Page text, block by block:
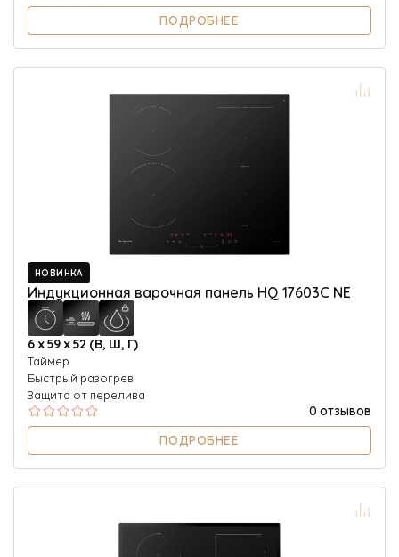
ПОДРОБНЕЕ
НОВИНКА
Индукционная варочная панель HQ 17603C NE
6 х 59 х 52 (В, Ш, Г)
Таймер
Быстрый разогрев
Защита от перелива
0 отзывов
ПОДРОБНЕЕ